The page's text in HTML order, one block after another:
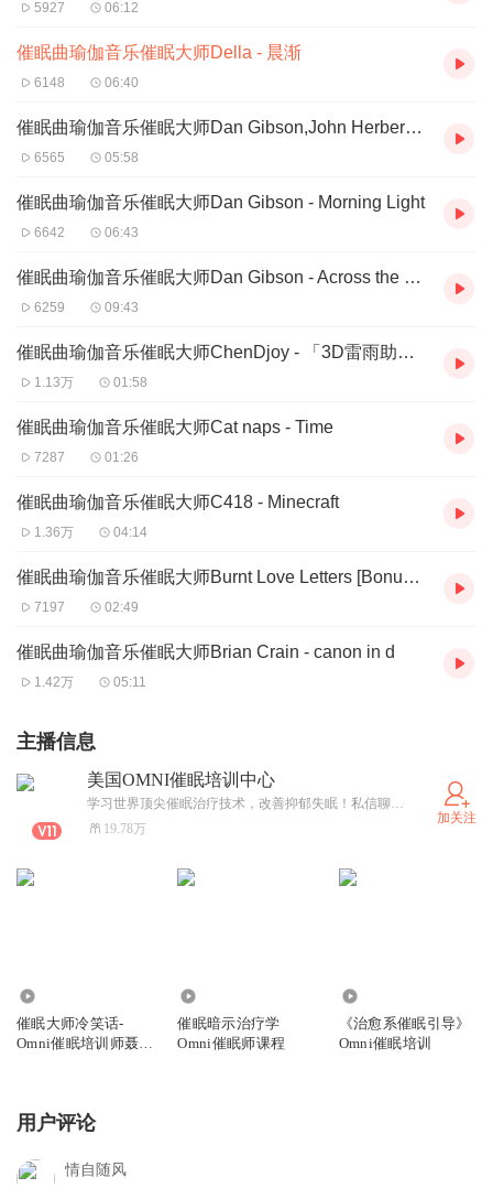
5927 06:12
催眠曲瑜伽音乐催眠大师Della - 晨渐
6148 06:40
催眠曲瑜伽音乐催眠大师Dan Gibson,John Herberman - Along Peaceful Shores
6565 05:58
催眠曲瑜伽音乐催眠大师Dan Gibson - Morning Light
6642 06:43
催眠曲瑜伽音乐催眠大师Dan Gibson - Across the Circular Horizon
6259 09:43
催眠曲瑜伽音乐催眠大师ChenDjoy - 「3D雷雨助眠」Good Night Lullaby
1.13万 01:58
催眠曲瑜伽音乐催眠大师Cat naps - Time
7287 01:26
催眠曲瑜伽音乐催眠大师C418 - Minecraft
1.36万 04:14
催眠曲瑜伽音乐催眠大师Burnt Love Letters [Bonus - Piano Only]
7197 02:49
催眠曲瑜伽音乐催眠大师Brian Crain - canon in d
1.42万 05:11
主播信息
美国OMNI催眠培训中心
学习世界顶尖催眠治疗技术，改善抑郁失眠！私信聊一聊！
19.78万
加关注
催眠大师冷笑话-
Omni催眠培训师聂飞
催眠暗示治疗学
Omni催眠师课程
《治愈系催眠引导》
Omni催眠培训
用户评论
情自随风